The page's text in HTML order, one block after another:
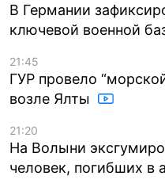
В Германии
ключевой военной
21:45
ГУР провело
возле Ялты
21:20
На Волыни
человек, погибших в